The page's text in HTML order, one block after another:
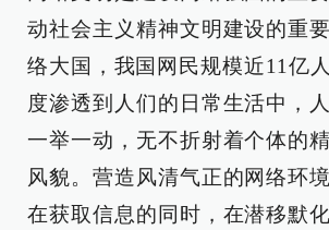
动社会主义精神文明建设的重
络大国，我国网民规模近11亿
度渗透到人们的日常生活中，
一举一动，无不折射着个体的
风貌。营造风清气正的网络环
在获取信息的同时，在潜移默